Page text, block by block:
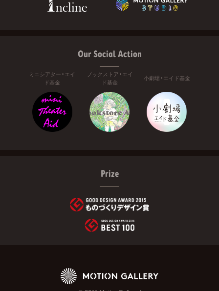
Our Social Action
ミニシアター・エイ
ド基金
ブックストア・エイ
ド基金
小劇場・エイド基金
Prize